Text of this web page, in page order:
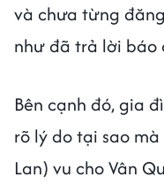
và chưa từng
như đã trả lời báo
Bên cạnh đó, gia
rõ lý do tại sao mà
Lan) vu cho Vân